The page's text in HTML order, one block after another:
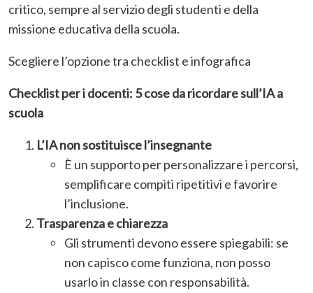
critico, sempre al servizio degli studenti e della
missione educativa della scuola.
Scegliere l’opzione tra checklist e infografica
Checklist per i docenti: 5 cose da ricordare sull’IA a
scuola
L’IA non sostituisce l’insegnante
È un supporto per personalizzare i percorsi,
semplificare compiti ripetitivi e favorire
l’inclusione.
Trasparenza e chiarezza
Gli strumenti devono essere spiegabili: se
non capisco come funziona, non posso
usarlo in classe con responsabilità.